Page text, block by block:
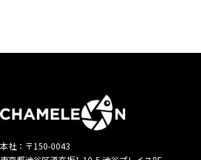
本社：〒150-0043